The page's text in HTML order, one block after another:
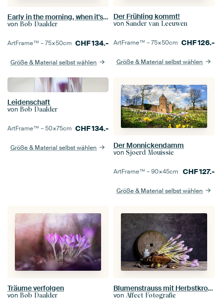
Early in the morning, when it's time....
von Bob Daalder
ArtFrame™ –75×50cm CHF134.-
Größe & Material selbst wählen
Der Frühling kommt!
von Sander van Leeuwen
ArtFrame™ –75×50cm CHF126.-
Größe & Material selbst wählen
Leidenschaft
von Bob Daalder
ArtFrame™ –50×75cm CHF134.-
Größe & Material selbst wählen Der Monnickendamm
von Sjoerd Mouissie
ArtFrame™ –90×45cm CHF127.-
Größe & Material selbst wählen
Träume verfolgen
von Bob Daalder
Blumenstrauss mit Herbstkrokus
von Affect Fotografie